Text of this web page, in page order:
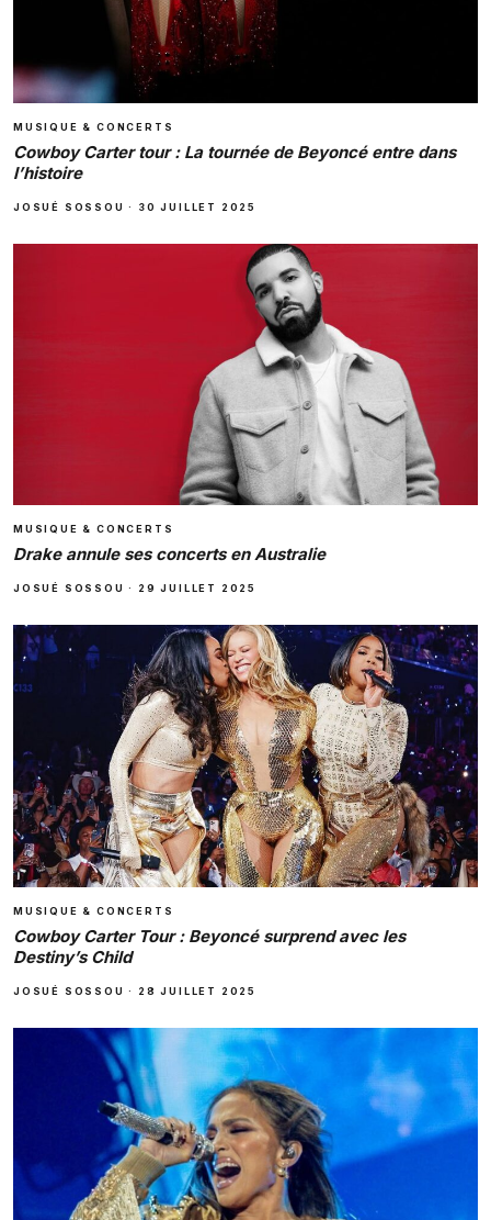
MUSIQUE & CONCERTS
Cowboy Carter tour : La tournée de Beyoncé entre dans
l’histoire
JOSUÉ SOSSOU · 30 JUILLET 2025
MUSIQUE & CONCERTS
Drake annule ses concerts en Australie
JOSUÉ SOSSOU · 29 JUILLET 2025
MUSIQUE & CONCERTS
Cowboy Carter Tour : Beyoncé surprend avec les
Destiny’s Child
JOSUÉ SOSSOU · 28 JUILLET 2025